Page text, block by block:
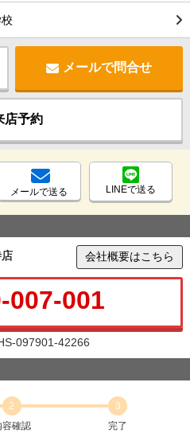
メールで問合せ
店予約
メールで送る LINEで送る
会社概要はこちら
007-001
097901-42266
2
容確認
3
完了